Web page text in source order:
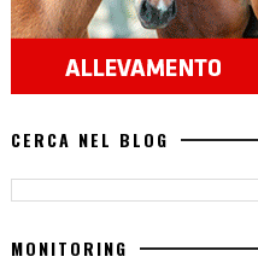
CERCA NEL BLOG
MONITORING